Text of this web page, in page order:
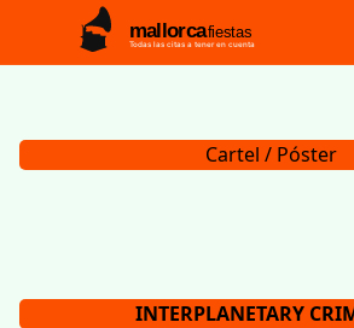
mallorcafiestas
Todas las citas a tener en cuenta
Cartel / Póster
INTERPLANETARY